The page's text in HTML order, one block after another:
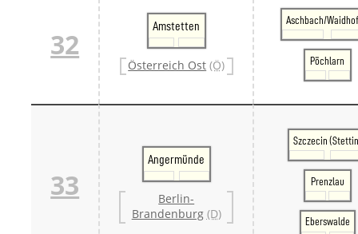
32
Amstetten
Österreich Ost (Ö)
Aschbach/
Pöchlarn
33
Angermünde
Berlin-
Brandenburg (D)
Szczecin
Prenzlau
Eberswalde